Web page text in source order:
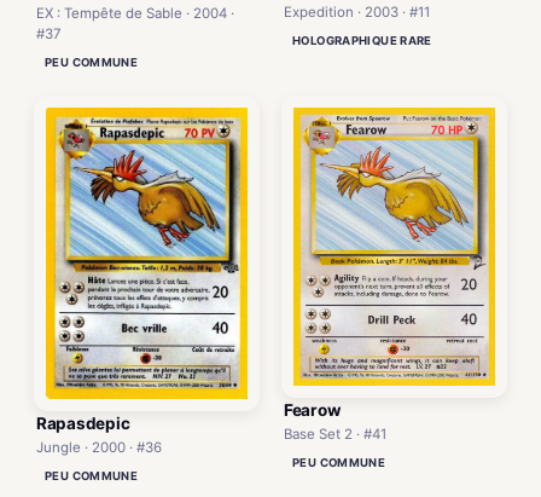
EX : Tempête de Sable · 2004 ·
#37
PEU COMMUNE
Expedition · 2003 · #11
HOLOGRAPHIQUE RARE
Rapasdepic
Jungle · 2000 · #36
PEU COMMUNE
Fearow
Base Set 2 · #41
PEU COMMUNE